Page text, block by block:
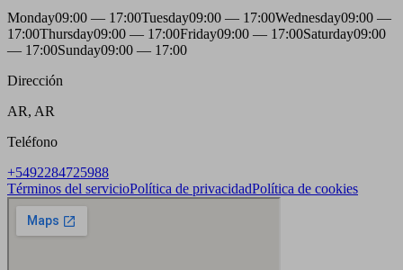
Monday09:00 — 17:00Tuesday09:00 — 17:00Wednesday09:00 —
17:00Thursday09:00 — 17:00Friday09:00 — 17:00Saturday09:00
— 17:00Sunday09:00 — 17:00
Dirección
AR, AR
Teléfono
+5492284725988
Términos del servicioPolítica de privacidadPolítica de cookies